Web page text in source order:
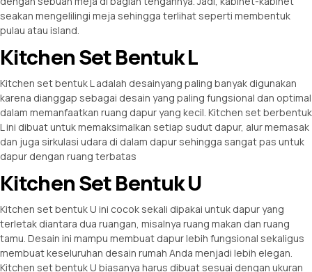
seakan mengelilingi meja sehingga terlihat seperti membentuk
pulau atau island.
Kitchen Set Bentuk L
Kitchen set bentuk L adalah desainyang paling banyak digunakan
karena dianggap sebagai desain yang paling fungsional dan optimal
dalam memanfaatkan ruang dapur yang kecil. Kitchen set berbentuk
L ini dibuat untuk memaksimalkan setiap sudut dapur, alur memasak
dan juga sirkulasi udara di dalam dapur sehingga sangat pas untuk
dapur dengan ruang terbatas
Kitchen Set Bentuk U
Kitchen set bentuk U ini cocok sekali dipakai untuk dapur yang
terletak diantara dua ruangan, misalnya ruang makan dan ruang
tamu. Desain ini mampu membuat dapur lebih fungsional sekaligus
membuat keseluruhan desain rumah Anda menjadi lebih elegan.
Kitchen set bentuk U biasanya harus dibuat sesuai dengan ukuran